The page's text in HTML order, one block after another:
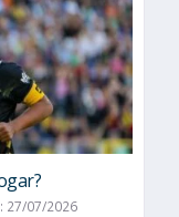
27/07/2026